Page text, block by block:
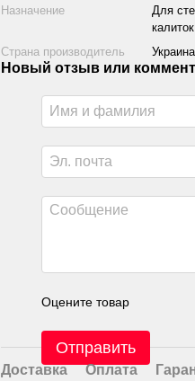
Назначение
Для
калиток
Страна производитель
Украина
Новый отзыв или
Оцените товар
Отправить
Доставка Оплата